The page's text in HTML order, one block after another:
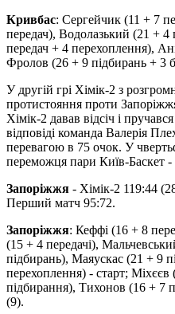
Кривбас: Сергейчик (11 + 7
передач), Водолазький (21 + 4
передач + 4 перехоплення),
Фролов (26 + 9 підбирань + 3
У другій грі Хімік-2 з
протистояння проти
Хімік-2 давав відсіч і
відповіді команда Валерія
перевагою в 75 очок. У
переможця пари Київ-Баскет -
Запоріжжя - Хімік-2 119:44
Перший матч 95:72.
Запоріжжя: Кеффі (16 + 8
(15 + 4 передачі),
підбирань), Маяускас (21 + 9
перехоплення) - старт;
підбирання), Тихонов (16 + 7
(9).